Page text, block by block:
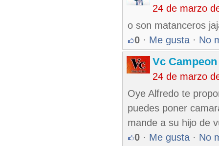
24 de marzo
o son matanceros
0 · Me gusta · No
Vc Campeon
24 de marzo
Oye Alfredo te
puedes poner
mande a su hijo de
0 · Me gusta · No